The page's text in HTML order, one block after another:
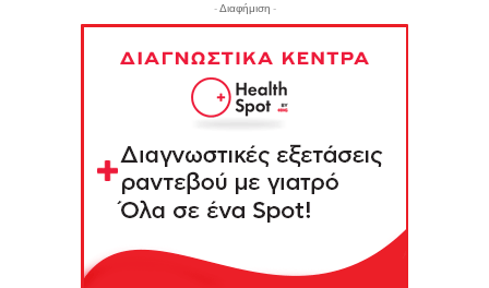
- Διαφήμιση -